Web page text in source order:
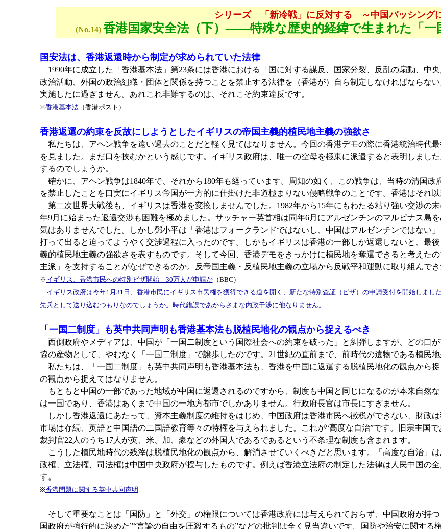
シリーズ 「新冷戦」に反対する ～中国バッシング
(No.14) 香港国家安全法（下）――特殊な歴史的経緯で生まれた「一
国安法は、香港返還時から制定が求められていた法律
1990年に成立した「香港基本法」第23条には香港における「国に対する謀反、国家分裂、反乱の扇動、中
政治活動、外国の政治組織・団体と関係を持つことを禁止する法律を（香港が）自ら制定しなければならな
実施したに過ぎません。あれこれ非難するのは、それこそ約束違反です。
※香港基本法（香港ポスト）
香港返還の約束を反故にしようとしたイギリスの帝国主義的植民地主義の強欲さ
私たちは、アヘン戦争を遠い過去のことだと軽く見てはなりません。今回の香港デモの際に香港統治時代
を見ました。まだ口を挟むかという感じです。イギリス政府は、唯一の空母を極東に派遣すると表明しまし
するのでしょうか。
確かに、アヘン戦争は1840年で、それから180年も経っています。周知の如く、この戦争は、当時の清国
を禁止したことを口実にイギリス帝国が一方的に仕掛けた非道極まりない侵略戦争のことです。香港はそれ以
第二次世界大戦後も、イギリスは香港を変換しませんでした。1982年から15年にもわたる粘り強い交渉の
年9月に始まった返還交渉も困難を極めました。サッチャー英首相は同年6月にアルゼンチンのマルビナス島
気はありませんでした。しかし鄧小平は「香港はフォークランドではないし、中国はアルゼンチンではない
打って出ると迫ってようやく交渉過程に入ったのです。しかもイギリスは香港の一部しか返還しないと、最
義的植民地主義の強欲さを表すものです。そして今回、香港デモをきっかけに植民地を奪還できると考えた
主派」を支持することがなぜできるのか。反帝国主義・反植民地主義の立場から反戦平和運動に取り組んでき
※ イギリス、香港市民への特別ビザ開始 30万人が申請か（BBC）
イギリス政府は今年1月31日、香港市民にイギリス市民権を獲得できる道を開く、新たな特別査証（ビザ）の申請受付を開始しまし
先兵として送り込むつもりなのでしょうか。時代錯誤であからさまな内政干渉に他なりません。
「一国二制度」も英中共同声明も香港基本法も脱植民地化の観点から捉えるべき
西側政府やメディアは、中国が「一国二制度という国際社会への約束を破った」と糾弾しますが、どの口
協の産物として、やむなく「一国二制度」で譲歩したのです。21世紀の直前まで、前時代の遺物である植民
私たちは、「一国二制度」も英中共同声明も香港基本法も、香港を中国に返還する脱植民地化の観点から
の観点から捉えてはなりません。
もともと中国の一部であった地域が中国に返還されるのですから、制度も中国と同じになるのが本来自然
は一国であり、香港はあくまで中国の一地方都市でしかありません。行政府長官は市長にすぎません。
しかし香港返還にあたって、資本主義制度の維持をはじめ、中国政府は香港市民へ徴税ができない、財政
市場は存続、英語と中国語の二国語教育等々の特権を与えられました。これが“高度な自治”です。旧宗主国
裁判官22人のうち17人が英、米、加、豪などの外国人であるであるという不条理な制度も含まれます。
こうした植民地時代の残滓は脱植民地化の観点から、解消させていくべきだと思います。「高度な自治」
政権、立法権、司法権は中国中央政府が授与したものです。例えば香港立法府の制定した法律は人民中国の
す。
※香港問題に関する英中共同声明
そして重要なことは「国防」と「外交」の権限については香港政府には与えられておらず、中国政府が持
国政府が強行的に決めた”“言論の自由を圧殺するもの”などの批判は全く見当違いです。国防や治安に関す